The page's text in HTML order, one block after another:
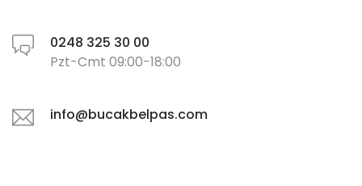
0248 325 30 00
Pzt-Cmt 09:00-18:00
info@bucakbelpas.com